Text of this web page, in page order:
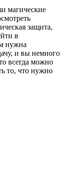
магические
защита,
в
нужна
и вы немного
всегда можно
то, что нужно